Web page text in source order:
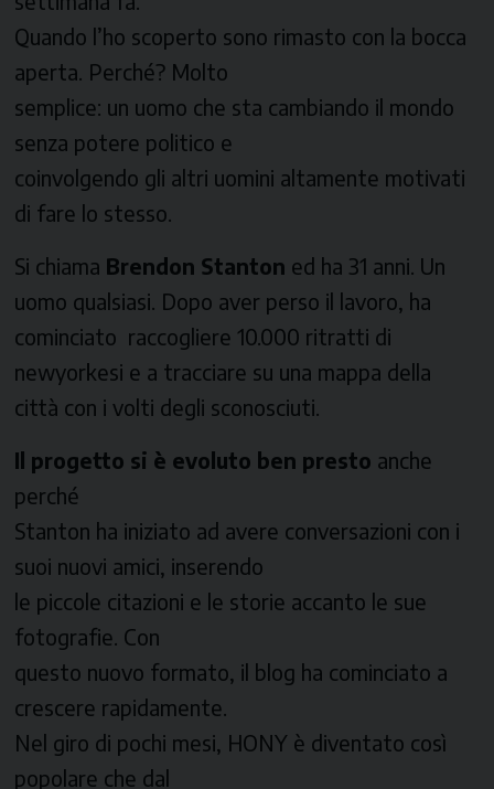
Quando l’ho scoperto sono rimasto con la bocca
aperta. Perché? Molto
semplice: un uomo che sta cambiando il mondo
senza potere politico e
coinvolgendo gli altri uomini altamente motivati
di fare lo stesso.
Si chiama Brendon Stanton ed ha 31 anni. Un
uomo qualsiasi. Dopo aver perso il lavoro, ha
cominciato raccogliere 10.000 ritratti di
newyorkesi e a tracciare su una mappa della
città con i volti degli sconosciuti.
Il progetto si è evoluto ben presto anche
perché
Stanton ha iniziato ad avere conversazioni con i
suoi nuovi amici, inserendo
le piccole citazioni e le storie accanto le sue
fotografie. Con
questo nuovo formato, il blog ha cominciato a
crescere rapidamente.
Nel giro di pochi mesi, HONY è diventato così
popolare che dal